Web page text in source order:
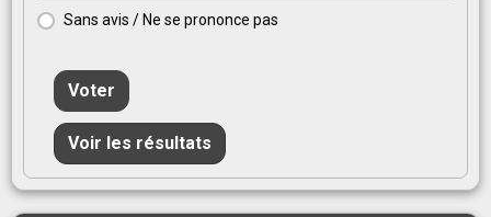
Sans avis / Ne se prononce pas
Voter
Voir les résultats